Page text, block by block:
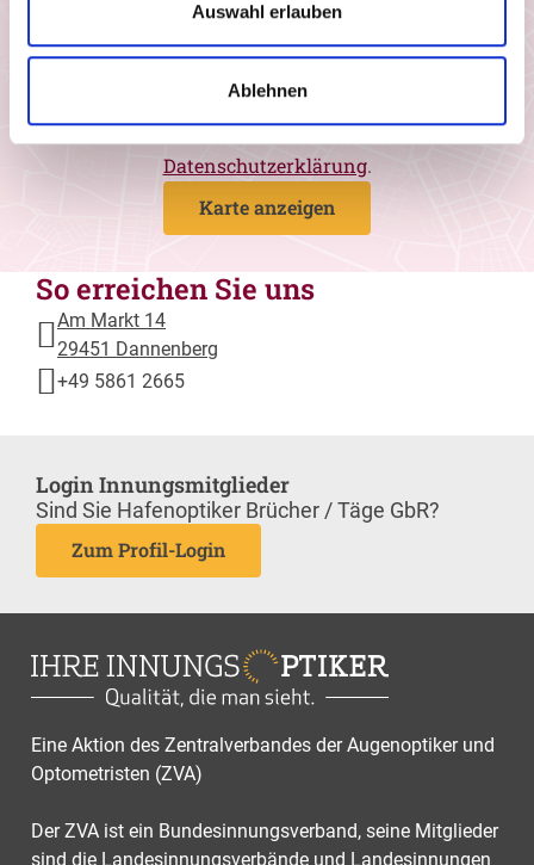
Auswahl erlauben
Ablehnen
stimme zu, dass Daten von Google geladen
werden. Wir nutzen den Drittanbieter, um
geografische Informationen in Form von
Datenschutzerklärung.
Karte anzeigen
So erreichen Sie uns
Am Markt 14
29451 Dannenberg
+49 5861 2665
Login Innungsmitglieder
Sind Sie Hafenoptiker Brücher / Täge GbR?
Zum Profil-Login
Eine Aktion des Zentralverbandes der Augenoptiker und
Optometristen (ZVA)
Der ZVA ist ein Bundesinnungsverband, seine Mitglieder
sind die Landesinnungsverbände und Landesinnungen